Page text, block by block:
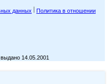
данных
Политика в отношении
14.05.2001